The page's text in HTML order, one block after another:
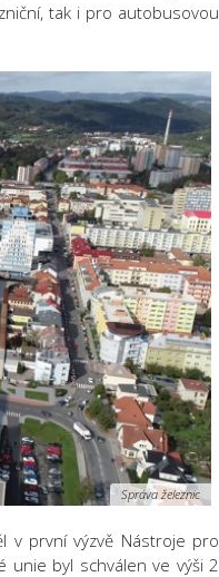
tak i pro autobusovou
Správa železnic
v první výzvě Nástroje pro
unie byl schválen ve výši 2